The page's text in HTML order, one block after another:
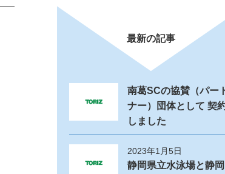
最新の記事
南葛SCの協賛（パー
ナー）団体として 契
しました
2023年1月5日
静岡県立水泳場と静岡